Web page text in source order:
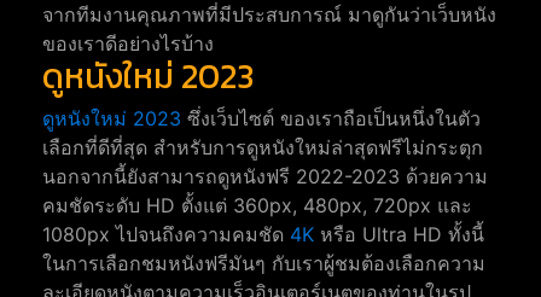
จากทีมงานคุณภาพที่มีประสบการณ์ มาดูกันว่าเว็บหนัง
ของเราดีอย่างไรบ้าง
ดูหนังใหม่ 2023
ดูหนังใหม่ 2023 ซึ่งเว็บไซต์ ของเราถือเป็นหนึ่งในตัว
เลือกที่ดีที่สุด สำหรับการดูหนังใหม่ล่าสุดฟรีไม่กระตุก
นอกจากนี้ยังสามารถดูหนังฟรี 2022-2023 ด้วยความ
คมชัดระดับ HD ตั้งแต่ 360px, 480px, 720px และ
1080px ไปจนถึงความคมชัด 4K หรือ Ultra HD ทั้งนี้
ในการเลือกชมหนังฟรีมันๆ กับเราผู้ชมต้องเลือกความ